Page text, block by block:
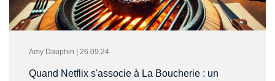
Amy Dauphin | 26.09.24
Quand Netflix s'associe à La Boucherie : un